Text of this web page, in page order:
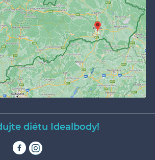
diétu Idealbody!